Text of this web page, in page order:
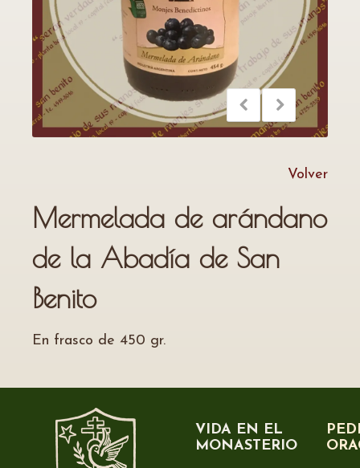
Volver
Mermelada de arándano
de la Abadía de San
Benito
En frasco de 450 gr.
VIDA EN EL
MONASTERIO